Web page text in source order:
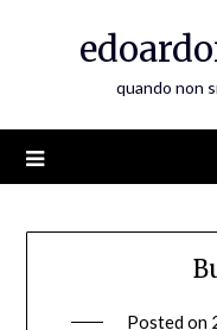
quando non
Posted on